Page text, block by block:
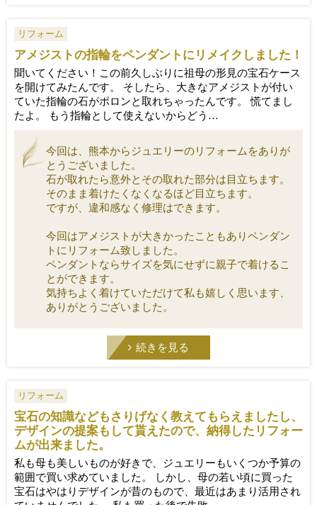
リフォーム
アメジストの指輪をペンダントにリメイクしました！
聞いてください！この前久しぶりに祖母の形見の宝石ケース
を開けてみたんです。 そしたら、大きなアメジストが付い
ていた指輪の石がポロンと取れちゃったんです。 慌てまし
たよ。 もう指輪として使えないからどう…
今回は、熊本からジュエリーのリフォームをありが
とうございました。
石が取れたら意外とその取れた部分は目立ちます。
そのまま着けたくなくなるほど目立ちます。
ですが、違和感なく修理はできます。
今回はアメジストが大きかったこともありペンダン
トにリフォーム致しました。
ペンダントならサイズを気にせずに親子で着けるこ
とができます。
気持ちよく着けていただけて私も嬉しく思います、
ありがとうございました。
続きを見る
リフォーム
宝石の知識などもさりげなく教えてもらえましたし、
デザインの提案もして貰えたので、納得したリフォー
ムが出来ました。
私も母も美しいものが好きで、ジュエリーもいくつか予算の
範囲で買い求めていました。 しかし、母の若い頃に買った
宝石はやはりデザインが昔のもので、最近はあまり活用され